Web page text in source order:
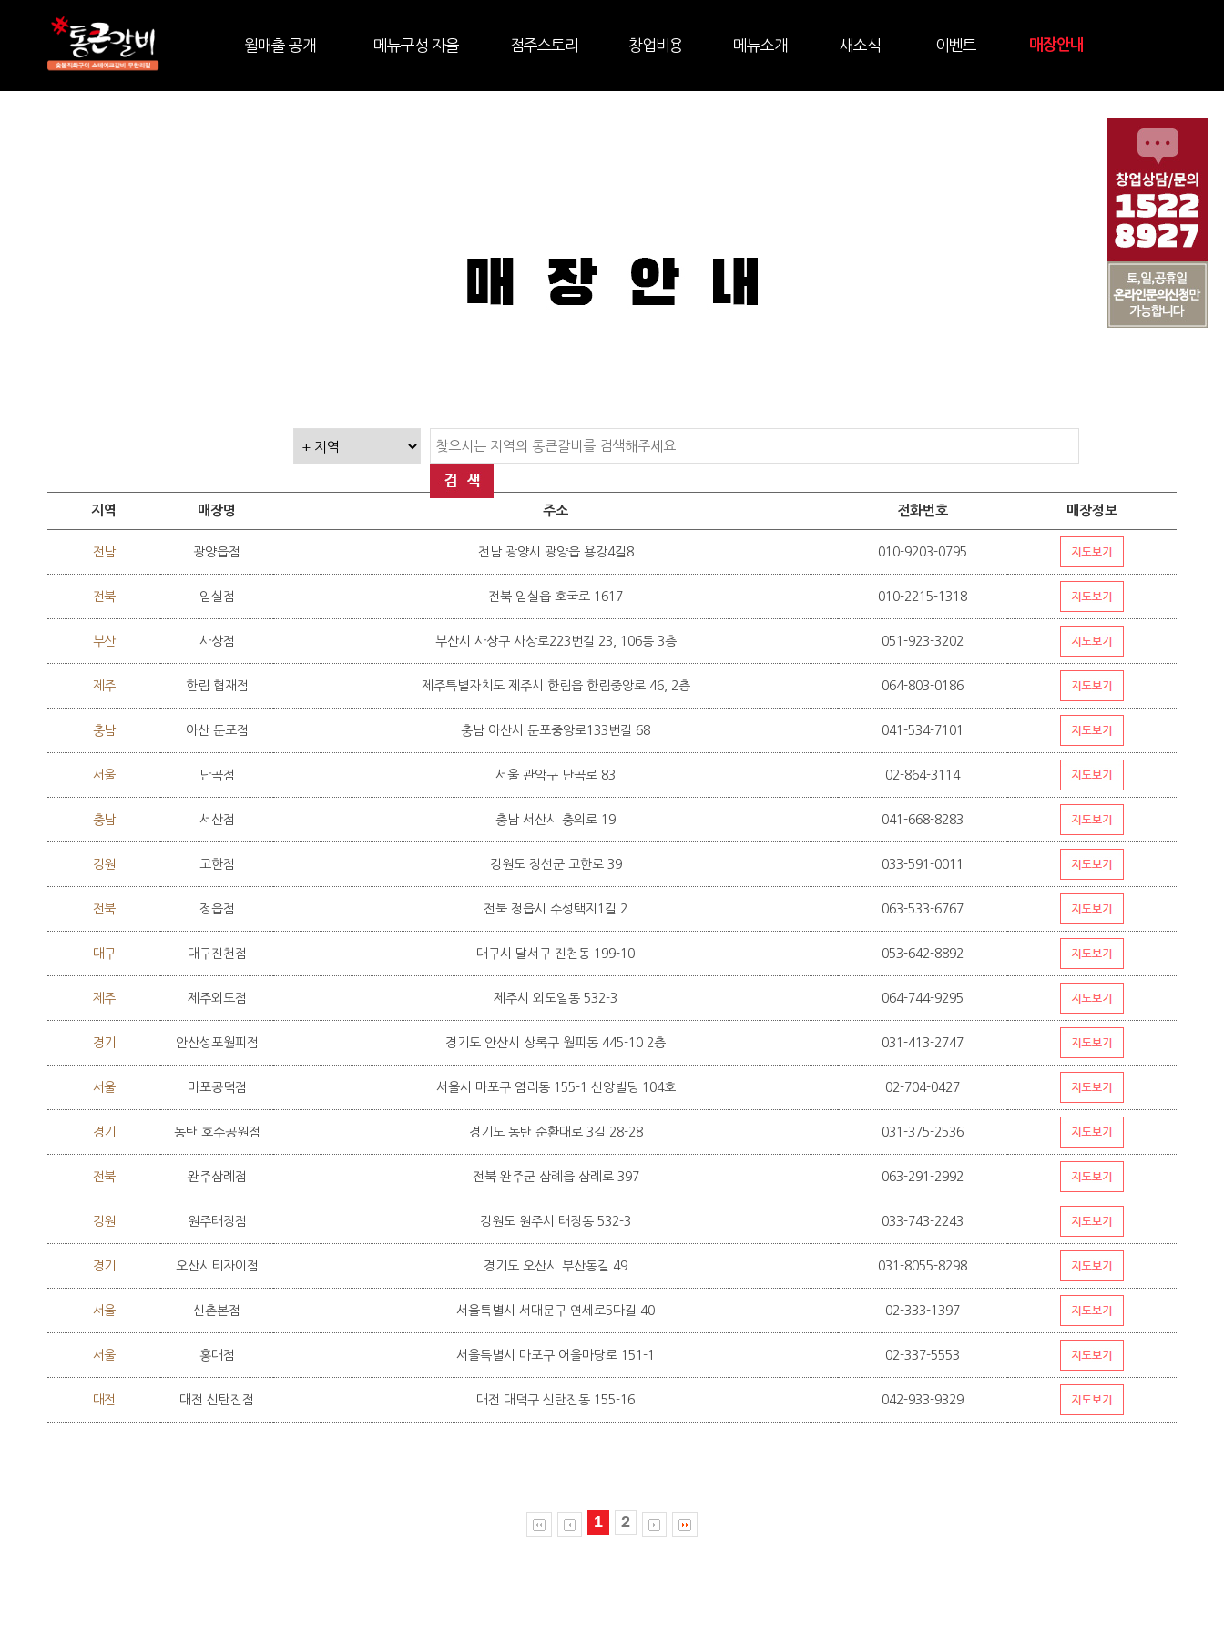
월매출 공개 메뉴구성 자율 점주스토리 창업비용 메뉴소개 새소식 이벤트 매장안내
지역 매장명 주소 전화번호 매장정보
전남 광양읍점 전남 광양시 광양읍 용강4길8 010-9203-0795
전북 임실점 전북 임실읍 호국로 1617 010-2215-1318
부산 사상점 부산시 사상구 사상로223번길 23, 106동 3층 051-923-3202
제주 한림 협재점 제주특별자치도 제주시 한림읍 한림중앙로 46, 2층 064-803-0186
충남 아산 둔포점 충남 아산시 둔포중앙로133번길 68 041-534-7101
서울 난곡점 서울 관악구 난곡로 83 02-864-3114
충남 서산점 충남 서산시 충의로 19 041-668-8283
강원 고한점 강원도 정선군 고한로 39 033-591-0011
전북 정읍점 전북 정읍시 수성택지1길 2 063-533-6767
대구 대구진천점 대구시 달서구 진천동 199-10 053-642-8892
제주 제주외도점 제주시 외도일동 532-3 064-744-9295
경기 안산성포월피점 경기도 안산시 상록구 월피동 445-10 2층 031-413-2747
서울 마포공덕점 서울시 마포구 염리동 155-1 신양빌딩 104호 02-704-0427
경기 동탄 호수공원점 경기도 동탄 순환대로 3길 28-28 031-375-2536
전북 완주삼례점 전북 완주군 삼례읍 삼례로 397 063-291-2992
강원 원주태장점 강원도 원주시 태장동 532-3 033-743-2243
경기 오산시티자이점 경기도 오산시 부산동길 49 031-8055-8298
서울 신촌본점 서울특별시 서대문구 연세로5다길 40 02-333-1397
서울 홍대점 서울특별시 마포구 어울마당로 151-1 02-337-5553
대전 대전 신탄진점 대전 대덕구 신탄진동 155-16 042-933-9329
1 2